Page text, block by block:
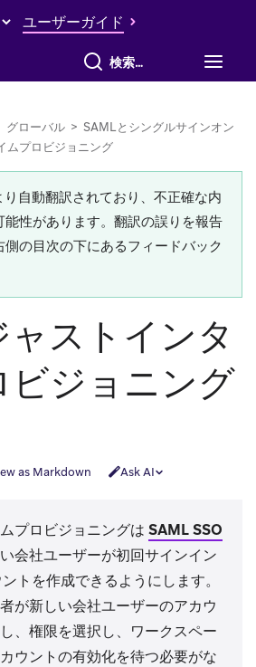
ユーザーガイド
すべて検索
グローバル > SAMLとシングルサインオン
ムプロビジョニング
自動翻訳されており、不正確な内
性があります。翻訳の誤りを報告
の目次の下にあるフィードバック
ストインタ
ビジョニング
as Markdown Ask AI
プロビジョニングは SAML SSO
会社ユーザーが初回サインイン
トを作成できるようにします。
が新しい会社ユーザーのアカウ
、権限を選択し、ワークスペー
ウントの有効化を待つ必要がな